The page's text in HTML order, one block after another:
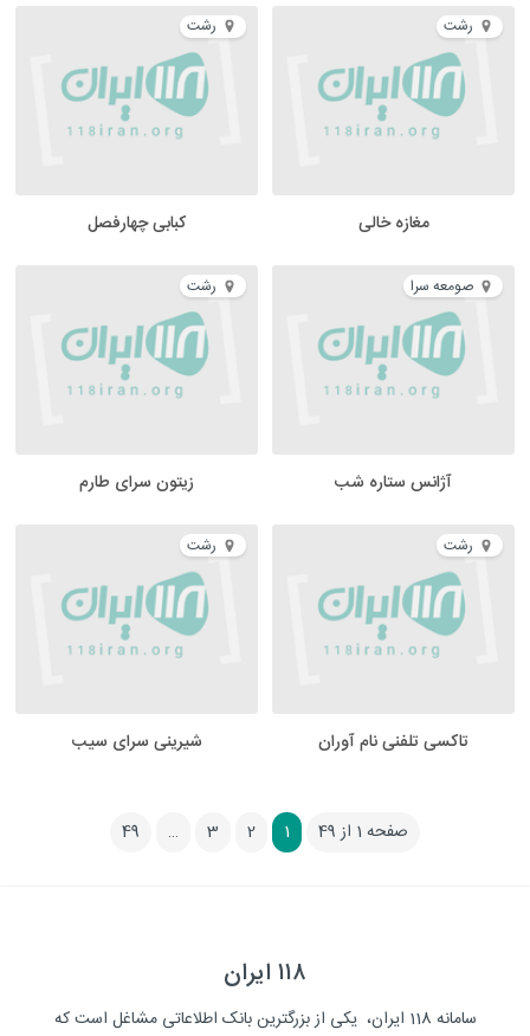
رشت
مغازه خالی
رشت
کبابی چهارفصل
صومعه سرا
آژانس ستاره شب
رشت
زیتون سرای طارم
رشت
تاکسی تلفنی نام آوران
رشت
شیرینی سرای سیب
صفحه 1 از 49 1
2
3
…
49
۱۱۸ ایران
سامانه 118 ایران، یکی از بزرگترین بانک اطلاعاتی مشاغل است که